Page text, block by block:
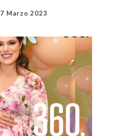
7 Marzo 2023